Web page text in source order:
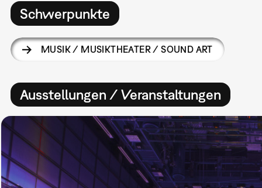
Schwerpunkte
MUSIK / MUSIKTHEATER / SOUND ART
Ausstellungen / Veranstaltungen